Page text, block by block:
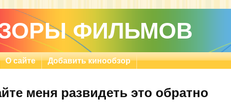
ФИЛЬМОВ
О сайте Добавить кинообзор
меня развидеть это обратно